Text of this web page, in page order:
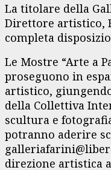
La titolare della
Direttore artistico,
completa
Le Mostre “Arte a
proseguono in
artistico,
della Collettiva
scultura e
potranno aderire
direzione artistica